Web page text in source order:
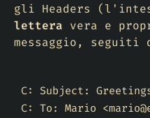
gli Headers
lettera vera e
messaggio, seguiti
C: Subject:
C: To: Mario